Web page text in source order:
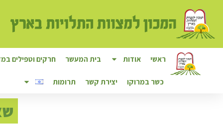
ראשי אודות בית המעשר חרקים וטפילים
כשר במרוקו יצירת קשר תרומות
ש